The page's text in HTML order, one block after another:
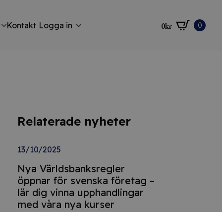
Kontakt Logga in 0kr 0
Relaterade nyheter
13/10/2025
Nya Världsbanksregler
öppnar för svenska företag –
lär dig vinna upphandlingar
med våra nya kurser